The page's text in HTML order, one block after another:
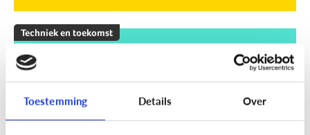
Toestemming Details Over
Techniek en toekomst
Wat zijn smart devices?